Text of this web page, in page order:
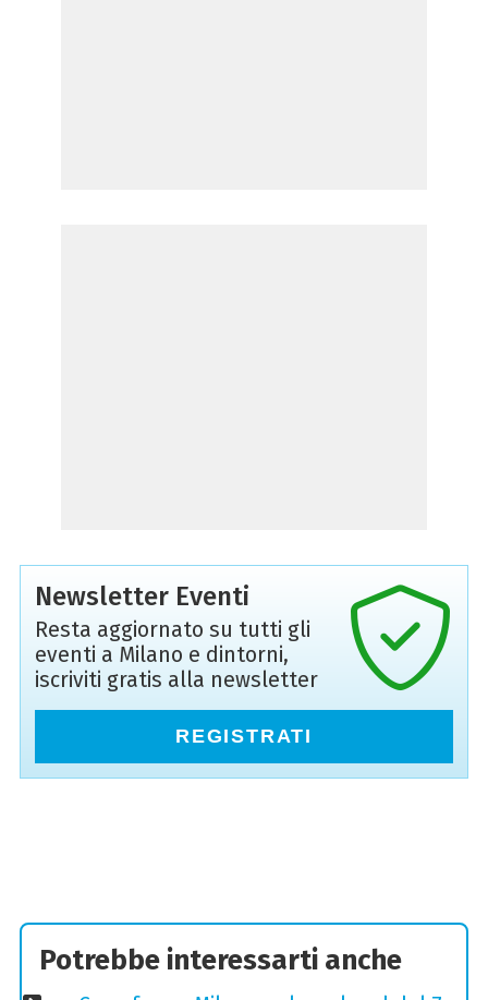
Newsletter Eventi
Resta aggiornato su tutti gli
eventi a Milano e dintorni,
iscriviti gratis alla newsletter
REGISTRATI
Potrebbe interessarti anche